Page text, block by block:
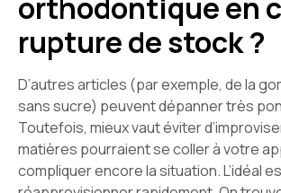
orthodontique en
rupture de stock ?
D’autres articles (par exemple, de la
sans sucre) peuvent dépanner très
Toutefois, mieux vaut éviter
matières pourraient se coller à votre
compliquer encore la situation. L’idéal